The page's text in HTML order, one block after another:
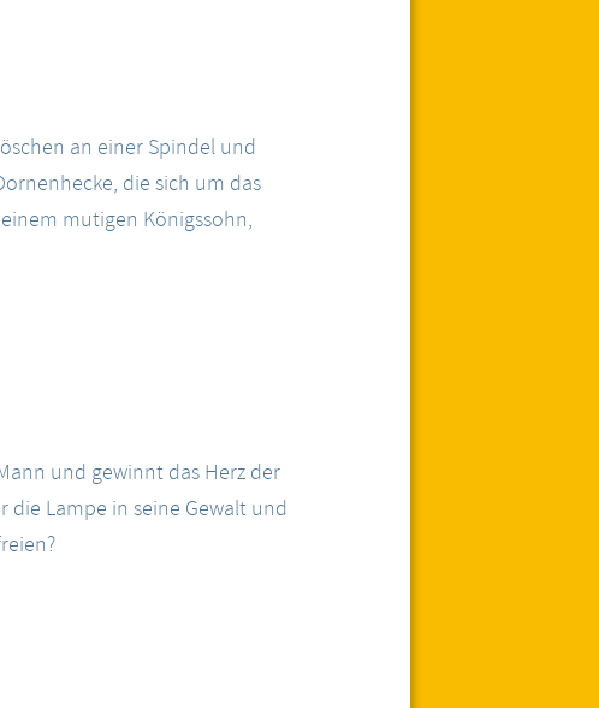
an einer Spindel und
die sich um das
mutigen Königssohn,
und gewinnt das Herz der
die Lampe in seine Gewalt und